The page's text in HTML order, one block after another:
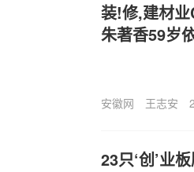
装!修,建材
朱著香59岁
安徽网 王志安
23只‘创’业